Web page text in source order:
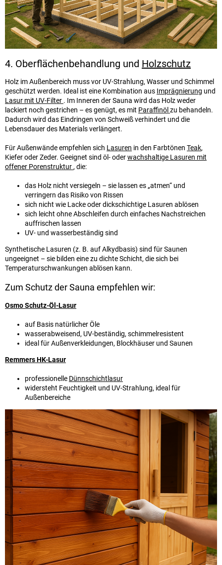
4. Oberflächenbehandlung und Holzschutz
Holz im Außenbereich muss vor UV-Strahlung, Wasser und Schimmel
geschützt werden. Ideal ist eine Kombination aus Imprägnierung und
Lasur mit UV-Filter . Im Inneren der Sauna wird das Holz weder
lackiert noch gestrichen – es genügt, es mit Paraffinöl zu behandeln.
Dadurch wird das Eindringen von Schweiß verhindert und die
Lebensdauer des Materials verlängert.
Für Außenwände empfehlen sich Lasuren in den Farbtönen Teak,
Kiefer oder Zeder. Geeignet sind öl- oderwachshaltige Lasuren mit
offener Porenstruktur, die:
das Holz nicht versiegeln – sie lassen es „atmen“ und
verringern das Risiko von Rissen
sich nicht wie Lacke oder dickschichtige Lasuren ablösen
sich leicht ohne Abschleifen durch einfaches Nachstreichen
auffrischen lassen
UV- und wasserbeständig sind
Synthetische Lasuren (z. B. auf Alkydbasis) sind für Saunen
ungeeignet – sie bilden eine zu dichte Schicht, die sich bei
Temperaturschwankungen ablösen kann.
Zum Schutz der Sauna empfehlen wir:
Osmo Schutz-Öl-Lasur
auf Basis natürlicher Öle
wasserabweisend, UV-beständig, schimmelresistent
ideal für Außenverkleidungen, Blockhäuser und Saunen
Remmers HK-Lasur
professionelle Dünnschichtlasur
widersteht Feuchtigkeit und UV-Strahlung, ideal für
Außenbereiche